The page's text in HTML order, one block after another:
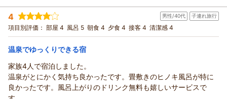
く存じます。
是非また湯村温泉にお越しの際には当館をご指名くださいま
せ。
もろちゃん様の次回のご来館をスタッフ一同心よりお待ち申し
上げます。
宿泊時期： 2026年05月宿泊 (夫婦旅行)
投稿者： りよまるさん
宿泊プラン： カレンダーを要チェック♪ お子様歓迎♪ お日にち限定＆直前
割のお得な間際プラン！
和室 朝・夕
宿泊価格帯： 17,001～18,000円(大人一人あたり/税込)
湯村温泉 佳泉郷 井づつやからの返信
りよまる様
この度は当館にご宿泊いただき誠にありがとうございました。
4 男性/40代 子連れ旅行
項目別評価： 部屋 4 風呂 5 朝食 4 夕食 4 接客 4 清潔感 4
温泉でゆっくりできる宿
家族4人で宿泊しました。
温泉がとにかく気持ち良かったです。畳敷きのヒノキ風呂が特に
良かったです。風呂上がりのドリンク無料も嬉しいサービスで